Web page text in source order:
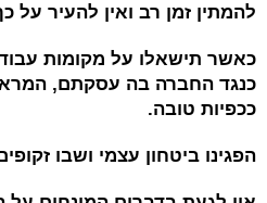
להמתין זמן רב ואין להעיר על
כאשר תישאלו על מקומות
כנגד החברה בה עסקתם,
ככפיות טובה.
הפגינו ביטחון עצמי ושבו